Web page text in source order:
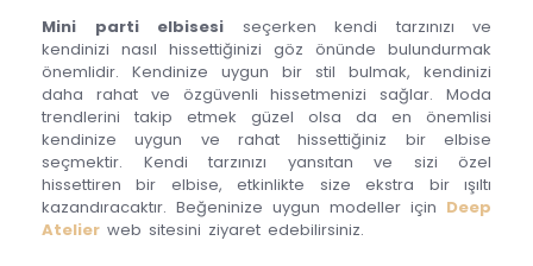
Mini parti elbisesi seçerken kendi tarzınızı ve
kendinizi nasıl hissettiğinizi göz önünde bulundurmak
önemlidir. Kendinize uygun bir stil bulmak, kendinizi
daha rahat ve özgüvenli hissetmenizi sağlar. Moda
trendlerini takip etmek güzel olsa da en önemlisi
kendinize uygun ve rahat hissettiğiniz bir elbise
seçmektir. Kendi tarzınızı yansıtan ve sizi özel
hissettiren bir elbise, etkinlikte size ekstra bir ışıltı
kazandıracaktır. Beğeninize uygun modeller için Deep
Atelier web sitesini ziyaret edebilirsiniz.